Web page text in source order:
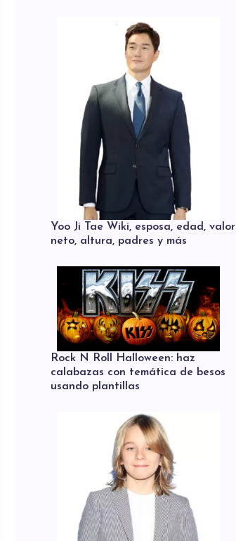
Yoo Ji Tae Wiki, esposa, edad, valor
neto, altura, padres y más
Rock N Roll Halloween: haz
calabazas con temática de besos
usando plantillas